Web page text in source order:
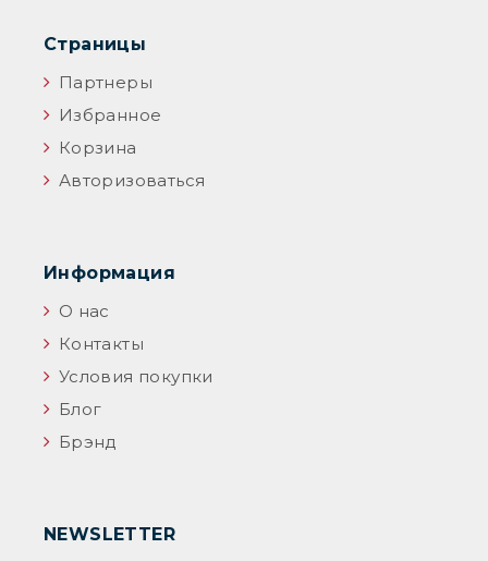
Страницы
Партнеры
Избранное
Корзина
Авторизоваться
Информация
О нас
Контакты
Условия покупки
Блог
Брэнд
NEWSLETTER